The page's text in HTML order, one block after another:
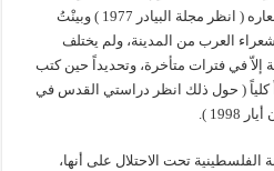
تناولت فيها موضوع المدينة في أشعاره ( انظر مجلة البيادر 1977 ) وبينْتُ
العرب من المدينة، ولم يختلف
في فترات متأخرة، وتحديداً حين كتب
كلياً ( حول ذلك انظر دراستي القدس في
).
الفلسطينية تحت الاحتلال على أنها،